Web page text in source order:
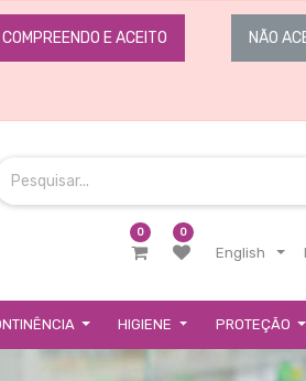
COMPREENDO E ACEITO NÃO
0 0
English
HIGIENE PROTEÇÃO